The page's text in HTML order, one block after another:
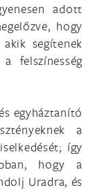
adott
hogy
segítenek
felszínesség
egyháztanító
a
így
hogy a
Uradra, és